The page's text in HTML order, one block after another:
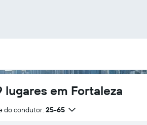
lugares em Fortaleza
do condutor: 25-65